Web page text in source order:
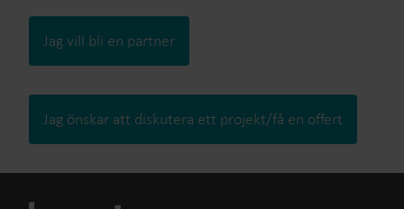
Jag vill bli en partner
Jag önskar att diskutera ett projekt/få en offert